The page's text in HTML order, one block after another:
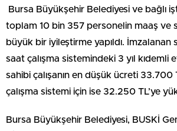
Bursa Büyükşehir Belediyesi ve bağlı
toplam 10 bin 357 personelin maaş ve
büyük bir iyileştirme yapıldı. İmzalanan
saat çalışma sistemindeki 3 yıl kıdemli
sahibi çalışanın en düşük ücreti 33.700
çalışma sistemi için ise 32.250 TL’ye
Bursa Büyükşehir Belediyesi, BUSKİ